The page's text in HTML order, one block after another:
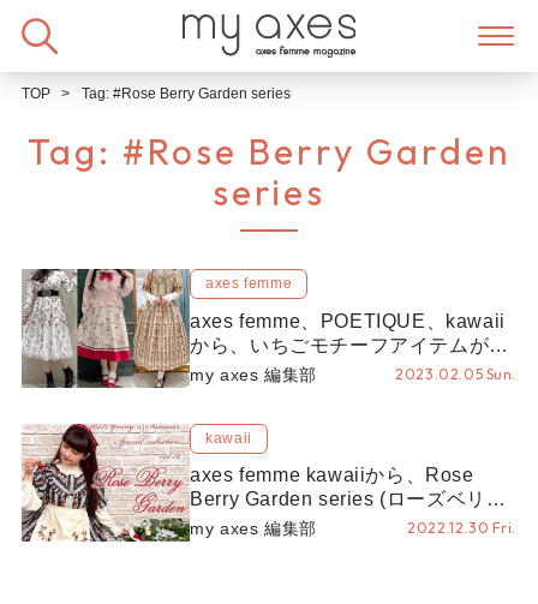
TOP Tag: #Rose Berry Garden series
Tag: #Rose Berry Garden
series
axes femme
axes femme、POETIQUE、kawaii
から、いちごモチーフアイテムがリ
リース♡
my axes 編集部 2023.02.05 Sun.
kawaii
axes femme kawaiiから、Rose
Berry Garden series (ローズベリー
ガーデンシリーズ) が新登場♡
my axes 編集部 2022.12.30 Fri.